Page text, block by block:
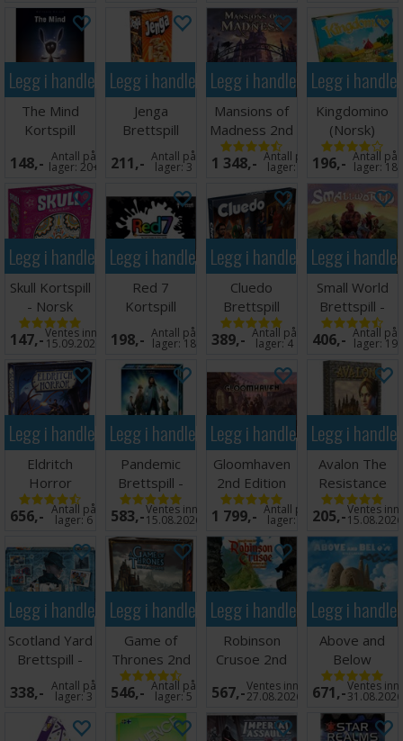
Legg i handlekurven
The Mind
Kortspill
148,- Antall på
lager: 20+
Legg i handlekurven
Jenga
Brettspill
211,- Antall på
lager:3
Legg i handlekurven
Mansions of
Madness 2nd
Edition
1 348,- Antall på
lager:
Legg i
Kingdomino
(Norsk)
Brettspill
196,- Antall på
lager: 18
Legg i handlekurven
Skull Kortspill
- Norsk
utgave
147,-Ventes inn
15.09.2026
Legg i handlekurven
Red 7
Kortspill
198,- Antall på
lager: 18
Legg i handlekurven
Cluedo
Brettspill
389,- Antall på
lager:4
Legg i
Small World
Brettspill -
Norsk
406,- Antall på
lager: 19
Legg i handlekurven
Eldritch
Horror
Brettspill
656,- Antall på
lager:6
Legg i handlekurven
Pandemic
Brettspill -
Engelsk
utgave
583,-Ventes inn
15.08.2026
Legg i handlekurven
Gloomhaven
2nd Edition
Brettspill
1 799,- Antall på
lager:
Legg i
Avalon The
Resistance
Kortspill
Norsk
205,-Ventes inn
15.08.2026
Legg i handlekurven
Scotland Yard
Brettspill -
2024 Utgave
338,- Antall på
lager:3
Legg i handlekurven
Game of
Thrones 2nd
edition
Brettspill
546,- Antall på
lager:5
Legg i handlekurven
Robinson
Crusoe 2nd
Edition
Brettspill
567,-Ventes inn
27.08.2026
Legg i
Above and
Below
Brettspill
671,-Ventes inn
31.08.2026